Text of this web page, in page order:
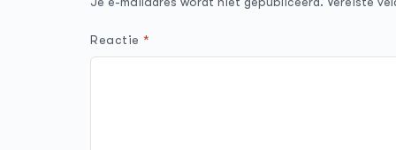
Reactie*